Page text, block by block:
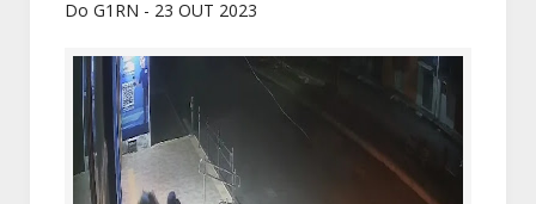
Do G1RN - 23 OUT 2023